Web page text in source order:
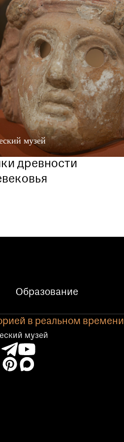
музей
древности
Образование
в реальном времени
музей